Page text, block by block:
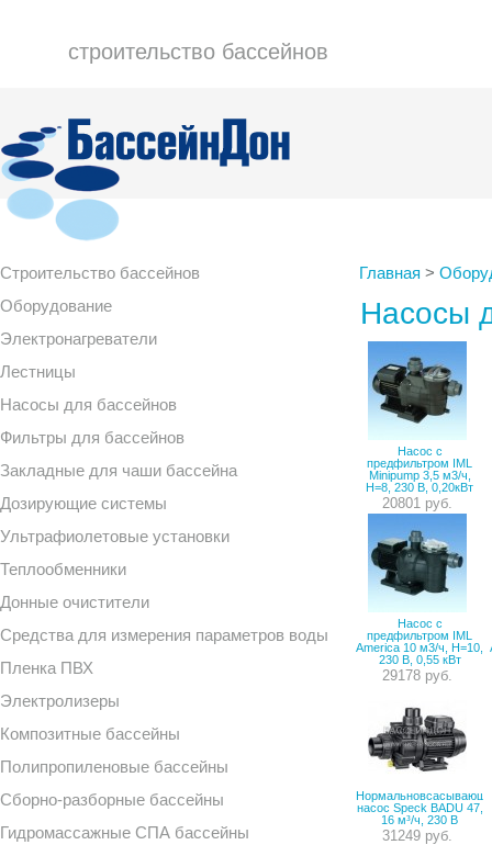
строительство бассейнов
Строительство бассейнов
Оборудование
Электронагреватели
Лестницы
Насосы для бассейнов
Фильтры для бассейнов
Закладные для чаши бассейна
Дозирующие системы
Ультрафиолетовые установки
Теплообменники
Донные очистители
Средства для измерения параметров воды
Пленка ПВХ
Электролизеры
Композитные бассейны
Полипропиленовые бассейны
Сборно-разборные бассейны
Гидромассажные СПА бассейны
Главная >
Насосы
Насос с
предфильтром IML
Minipump 3,5 м3/ч,
H=8, 230 B, 0,20кВт
20801 руб.
Насос с
предфильтром IML
America 10 м3/ч, H=10,
230 B, 0,55 кВт
29178 руб.
насос Speck BADU 47,
16 м³/ч, 230 В
31249 руб.